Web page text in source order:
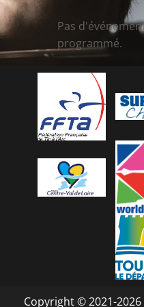
Pas
programmé.
Copyright © 2021-2026